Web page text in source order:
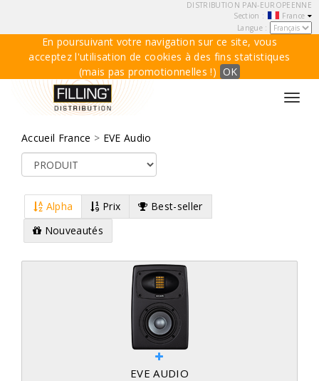
DISTRIBUTION PAN-EUROPEENNE
Section :
France
Langue :
En poursuivant votre navigation sur ce site, vous
acceptez l'utilisation de cookies à des fins statistiques
(mais pas promotionnelles !) OK
Accueil France > EVE Audio
Alpha Prix
Best-seller
Nouveautés
EVE AUDIO